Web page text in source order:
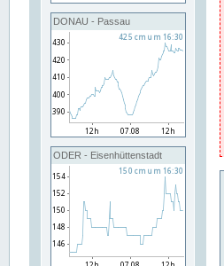
DONAU - Passau
ODER - Eisenhüttenstadt